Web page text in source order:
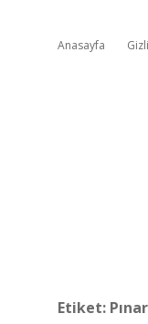
Anasayfa
Etiket: